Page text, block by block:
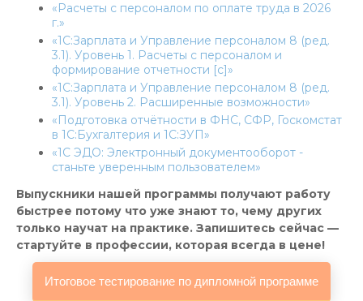
«Расчеты с персоналом по оплате труда в 2026
г.»
«1С:Зарплата и Управление персоналом 8 (ред.
3.1). Уровень 1. Расчеты с персоналом и
формирование отчетности [c]»
«1С:Зарплата и Управление персоналом 8 (ред.
3.1). Уровень 2. Расширенные возможности»
«Подготовка отчётности в ФНС, СФР, Госкомстат
в 1С:Бухгалтерия и 1С:ЗУП»
«1С ЭДО: Электронный документооборот -
станьте уверенным пользователем»
Выпускники нашей программы получают работу
быстрее потому что уже знают то, чему других
только научат на практике. Запишитесь сейчас —
стартуйте в профессии, которая всегда в цене!